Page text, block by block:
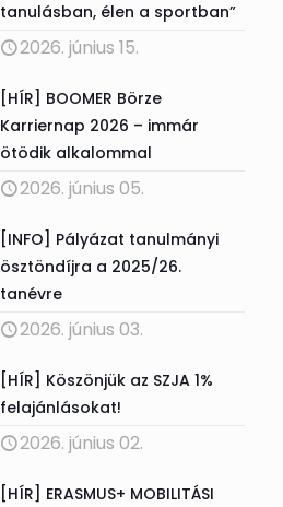
tanulásban, élen a sportban”
2026. június 15.
[HÍR] BOOMER Börze
Karriernap 2026 – immár
ötödik alkalommal
2026. június 05.
[INFO] Pályázat tanulmányi
ösztöndíjra a 2025/26.
tanévre
2026. június 03.
[HÍR] Köszönjük az SZJA 1%
felajánlásokat!
2026. június 02.
[HÍR] ERASMUS+ MOBILITÁSI